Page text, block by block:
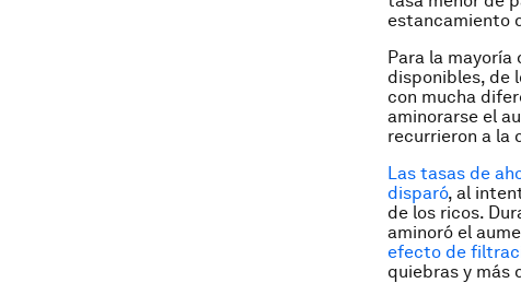
estancamiento
Para la mayoría
disponibles, de
con mucha
aminorarse el
recurrieron a la
Las tasas de
disparó, al
de los ricos.
aminoró el
efecto de
quiebras y más